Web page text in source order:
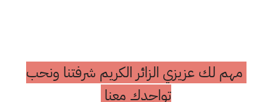
مهم لك عزيزي الزائر الكريم شرفتنا ونحب
تواجدك معنا